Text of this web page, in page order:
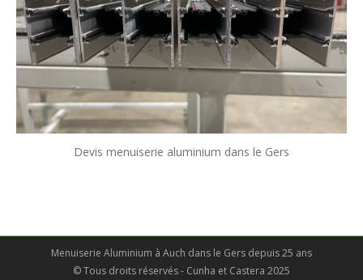
Devis menuiserie aluminium dans le Gers
Menuiserie Aluminium à Auch dans le Gers depuis 25 ans
© Tous droits réservés - Cunha et Castera 2025